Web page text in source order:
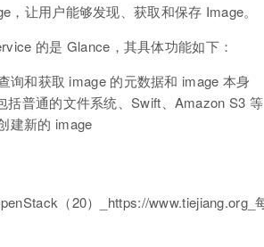
让用户能够发现、获取和保存 Image。
的是 Glance，其具体功能如下：
询和获取 image 的元数据和 image 本身
括普通的文件系统、Swift、Amazon S3 等
建新的 image